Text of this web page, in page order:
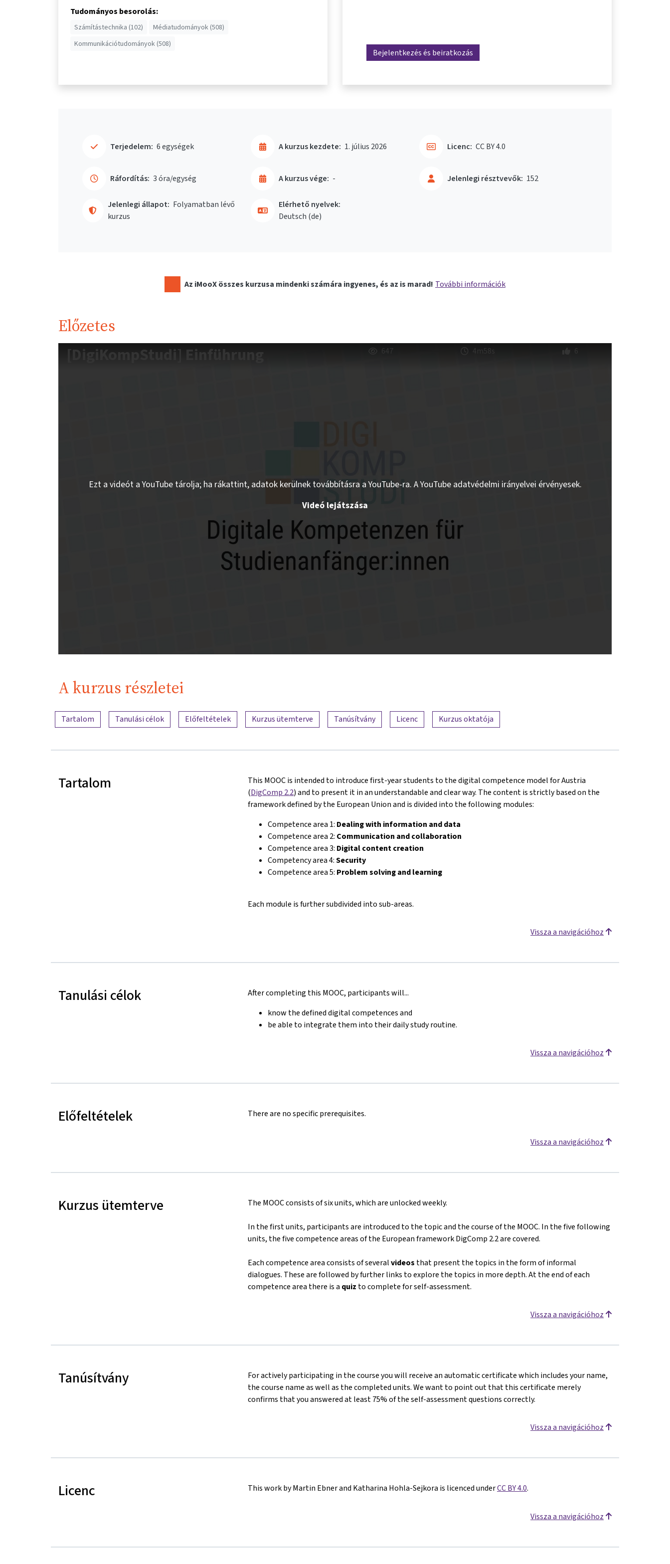
Tudományos besorolás:
Számítástechnika (102)
Médiatudományok (508)
Kommunikációtudományok (508)
Bejelentkezés és beiratkozás
Terjedelem: 6 egységek
Ráfordítás: 3 óra/egység
A kurzus kezdete: 1. július 2026
A kurzus vége: -
Jelenlegi állapot: Folyamatban lévő
kurzus
Jelenlegi résztvevők: 152
Licenc: CC BY 4.0
Elérhető nyelvek:
Deutsch ‎(de)‎
Az iMooX összes kurzusa mindenki számára ingyenes, és az is marad! További információk
Előzetes
[DigiKompStudi] Einführung 647 4m58s 6
Ezt a videót a YouTube tárolja; ha rákattint, adatok kerülnek továbbításra a YouTube-ra. A YouTube adatvédelmi irányelvei érvényesek.
Videó lejátszása
A kurzus részletei
A tartalom áttekintése
Tartalom Tanulási célok Előfeltételek Kurzus ütemterve Tanúsítvány Licenc Kurzus oktatója
Tartalom
This MOOC is intended to introduce first-year students to the digital competence model for Austria
(DigComp 2.2) and to present it in an understandable and clear way. The content is strictly based on the
framework defined by the European Union and is divided into the following modules:
Competence area 1: Dealing with information and data
Competence area 2: Communication and collaboration
Competence area 3: Digital content creation
Competency area 4:Security
Competence area 5: Problem solving and learning
Each module is further subdivided into sub-areas.
Vissza a navigációhoz
Tanulási célok
After completing this MOOC, participants will...
know the defined digital competences and
be able to integrate them into their daily study routine.
Vissza a navigációhoz
Előfeltételek There are no specific prerequisites.
Vissza a navigációhoz
Kurzus ütemterve The MOOC consists of six units, which are unlocked weekly.
In the first units, participants are introduced to the topic and the course of the MOOC. In the five following
units, the five competence areas of the European framework DigComp 2.2 are covered.
Each competence area consists of severalvideos that present the topics in the form of informal
dialogues. These are followed by further links to explore the topics in more depth. At the end of each
competence area there is a quiz to complete for self-assessment.
Vissza a navigációhoz
Tanúsítvány
For actively participating in the course you will receive an automatic certificate which includes your name,
the course name as well as the completed units. We want to point out that this certificate merely
confirms that you answered at least 75% of the self-assessment questions correctly.
Vissza a navigációhoz
Licenc This work by Martin Ebner and Katharina Hohla-Sejkora is licenced underCC BY 4.0.
Vissza a navigációhoz